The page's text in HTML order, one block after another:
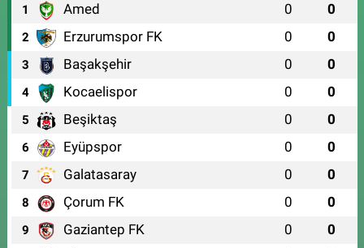
1 Amed 0 0
2 Erzurumspor FK 0 0
3 Başakşehir 0 0
4 Kocaelispor 0 0
5 Beşiktaş 0 0
6 Eyüpspor 0 0
7 Galatasaray 0 0
8 Çorum FK 0 0
9 Gaziantep FK 0 0